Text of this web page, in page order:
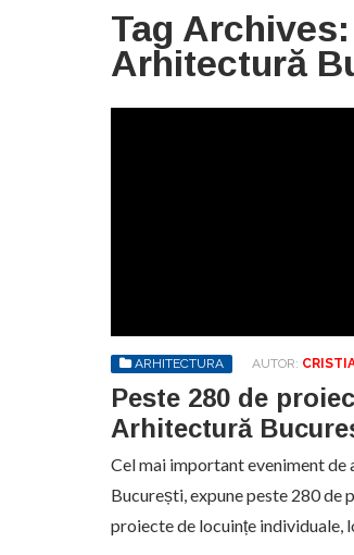
Tag Archives:
Arhitectură
ARHITECTURA AUTOR:
Peste 280 de
Arhitectură
Cel mai important eveniment
București, expune peste 280
proiecte de locuințe individuale,